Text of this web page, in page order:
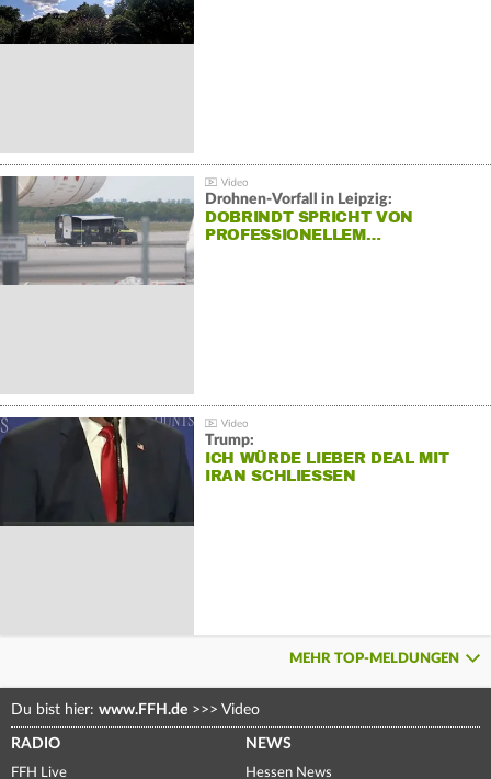
Drohnen-Vorfall in Leipzig:
DOBRINDT SPRICHT VON
PROFESSIONELLEM…
Trump:
ICH WÜRDE LIEBER DEAL MIT
IRAN SCHLIESSEN
MEHR TOP-MELDUNGEN
Du bist hier: www.FFH.de >>> Video
RADIO
FFH Live
NEWS
Hessen News